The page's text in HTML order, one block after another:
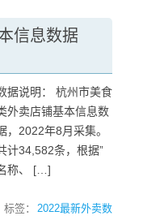
信息数据
据说明： 杭州市美食
外卖店铺基本信息数
，2022年8月采集。
计34,582条，根据”
称、 […]
标签：
2022最新外卖数